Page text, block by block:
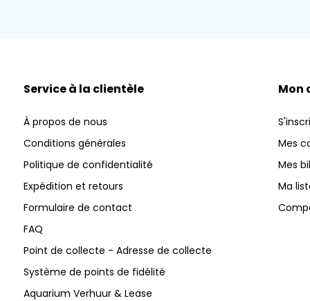
Service à la clientèle
À propos de nous
Conditions générales
Politique de confidentialité
Expédition et retours
Formulaire de contact
FAQ
Point de collecte - Adresse de collecte
Système de points de fidélité
Aquarium Verhuur & Lease
Mon
Mes
Mes
Ma